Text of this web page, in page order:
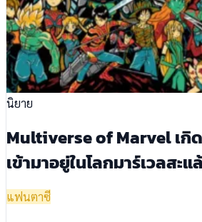
นิยาย
Multiverse of Marvel เกิ
เข้ามาอยู่ในโลกมาร์เวลสะแ
แฟนตาซี